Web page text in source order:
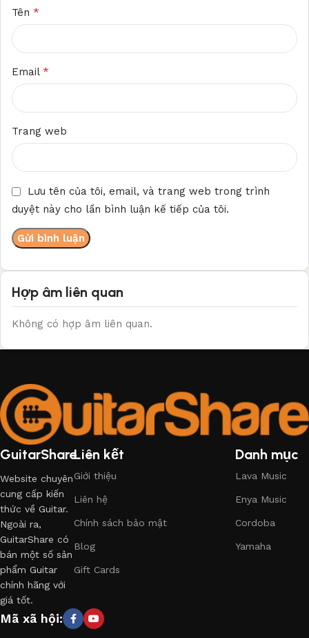
Tên *
Email *
Trang web
Lưu tên của tôi, email, và trang web trong trình
duyệt này cho lần bình luận kế tiếp của tôi.
Hợp âm liên quan
Không có hợp âm liên quan.
GuitarShare
Website chuyên
cung cấp kiến
thức về Guitar.
Ngoài ra,
GuitarShare có
bán một số sản
phẩm Guitar
chính hãng với
giá tốt.
Liên kết
Giới thiệu
Liên hệ
Chính sách bảo mật
Blog
Gift Cards
Danh mục
Lava Music
Enya Music
Cordoba
Yamaha
Mã xã hội: